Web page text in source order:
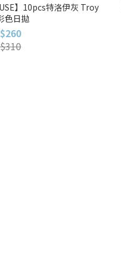
】10pcs特洛伊灰 Troy
色日拋